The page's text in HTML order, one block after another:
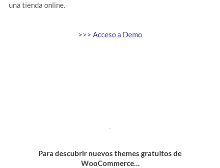
una tienda online.
>>> Acceso a Demo
Para descubrir nuevos themes gratuitos de
WooCommerce…